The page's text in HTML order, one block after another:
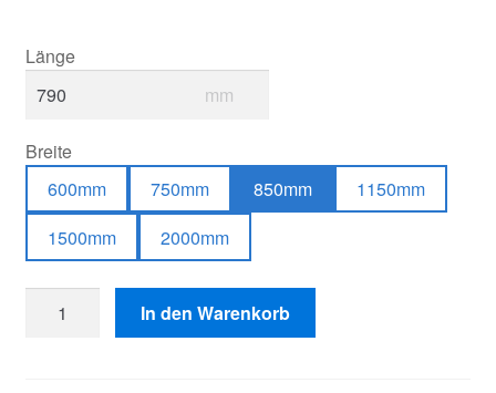
Länge
mm
Breite
600mm
750mm 850mm
1150mm
1500mm
2000mm
Fußmatte
In den Warenkorb